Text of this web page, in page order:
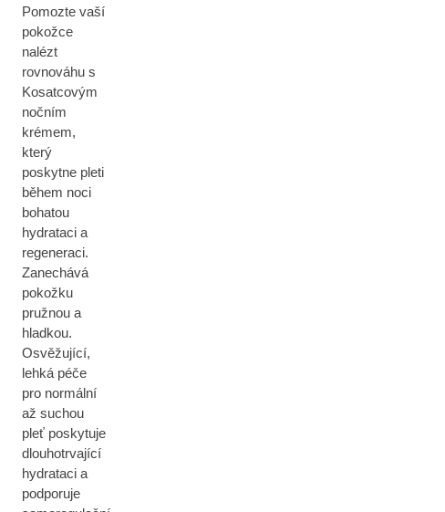
Pomozte vaší
pokožce
nalézt
rovnováhu s
Kosatcovým
nočním
krémem,
který
poskytne pleti
během noci
bohatou
hydrataci a
regeneraci.
Zanechává
pokožku
pružnou a
hladkou.
Osvěžující,
lehká péče
pro normální
až suchou
pleť poskytuje
dlouhotrvající
hydrataci a
podporuje